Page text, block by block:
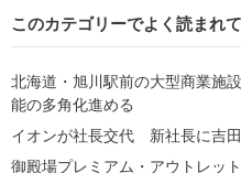
このカテゴリーでよく読まれ
北海道・旭川駅前の大型商業施
能の多角化進める
イオンが社長交代 新社長に吉
御殿場プレミアム・アウトレッ